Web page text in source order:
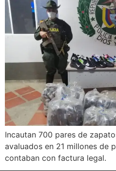
Incautan 700 pares de
avaluados en 21 millones de
contaban con factura legal.